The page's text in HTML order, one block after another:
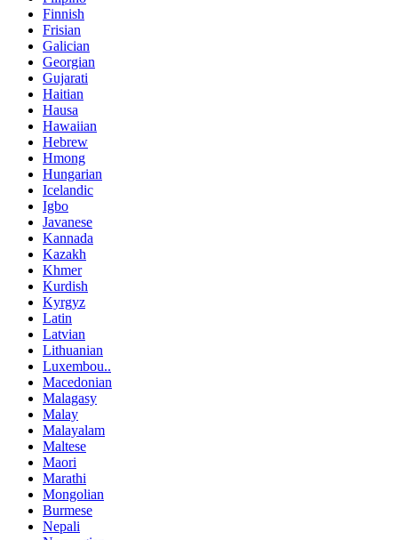
Finnish
Frisian
Galician
Georgian
Gujarati
Haitian
Hausa
Hawaiian
Hebrew
Hmong
Hungarian
Icelandic
Igbo
Javanese
Kannada
Kazakh
Khmer
Kurdish
Kyrgyz
Latin
Latvian
Lithuanian
Luxembou..
Macedonian
Malagasy
Malay
Malayalam
Maltese
Maori
Marathi
Mongolian
Burmese
Nepali